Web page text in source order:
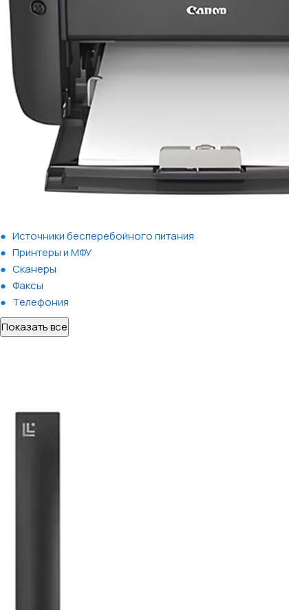
Источники бесперебойного питания
Принтеры и МФУ
Сканеры
Факсы
Телефония
Показать все